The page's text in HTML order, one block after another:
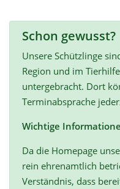
Schon gewusst?
Unsere Schützlinge
Region und im
untergebracht. Dort
Terminabsprache
Wichtige
Da die Homepage
rein ehrenamtlich
Verständnis, dass